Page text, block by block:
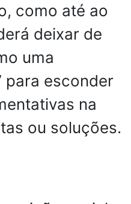
como até ao
deixar de
uma
para esconder
na
ou soluções.